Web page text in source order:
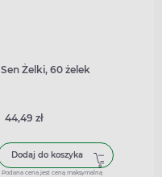
Sen Żelki, 60 żelek
44,49 zł
Dodaj do koszyka
Podana cena jest ceną maksymalną